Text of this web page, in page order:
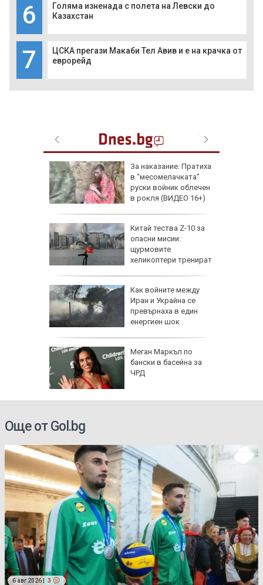
6
Голяма изненада с полета на Левски до
Казахстан
7
ЦСКА прегази Макаби Тел Авив и е на крачка от
еврорейд
За наказание: Пратиха
в “месомелачката”
руски войник облечен
в рокля (ВИДЕО 16+)
Китай тества Z-10 за
опасни мисии:
щурмовите
хеликоптери тренират
Как войните между
Иран и Украйна се
превърнаха в един
енергиен шок
Меган Маркъл по
бански в басейна за
ЧРД
Още от Gol.bg
6 авг 2026 | 3